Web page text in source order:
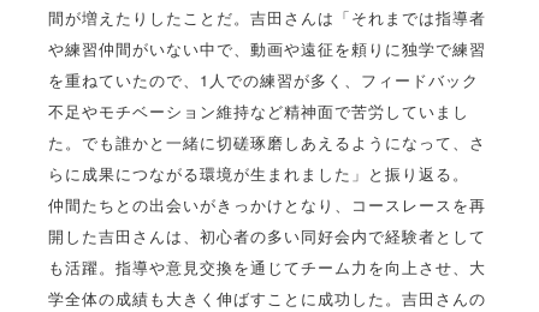
間が増えたりしたことだ。吉田さんは「それまでは指導者
や練習仲間がいない中で、動画や遠征を頼りに独学で練習
を重ねていたので、1人での練習が多く、フィードバック
不足やモチベーション維持など精神面で苦労していまし
た。でも誰かと一緒に切磋琢磨しあえるようになって、さ
らに成果につながる環境が生まれました」と振り返る。
仲間たちとの出会いがきっかけとなり、コースレースを再
開した吉田さんは、初心者の多い同好会内で経験者として
も活躍。指導や意見交換を通じてチーム力を向上させ、大
学全体の成績も大きく伸ばすことに成功した。吉田さんの